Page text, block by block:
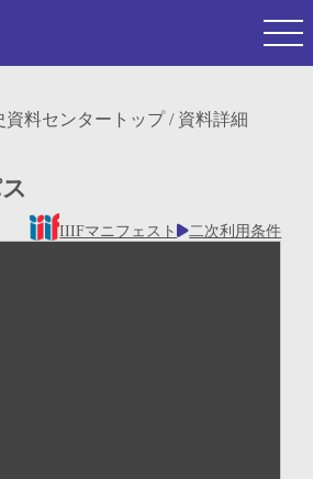
資料センタートップ/ 資料詳細
IIIFマニフェスト 二次利用条件